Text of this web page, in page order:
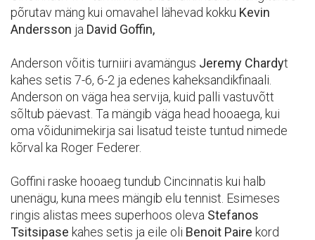
põrutav mäng kui omavahel lähevad kokku Kevin
Andersson ja David Goffin,
Anderson võitis turniiri avamängus Jeremy Chardyt
kahes setis 7-6, 6-2 ja edenes kaheksandikfinaali.
Anderson on väga hea servija, kuid palli vastuvõtt
sõltub päevast. Ta mängib väga head hooaega, kui
oma võidunimekirja sai lisatud teiste tuntud nimede
kõrval ka Roger Federer.
Goffini raske hooaeg tundub Cincinnatis kui halb
unenägu, kuna mees mängib elu tennist. Esimeses
ringis alistas mees superhoos oleva Stefanos
Tsitsipase kahes setis ja eile oli Benoit Paire kord